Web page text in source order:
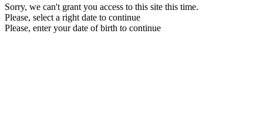
Sorry, we can't grant you access to this site this time.
Please, select a right date to continue
Please, enter your date of birth to continue